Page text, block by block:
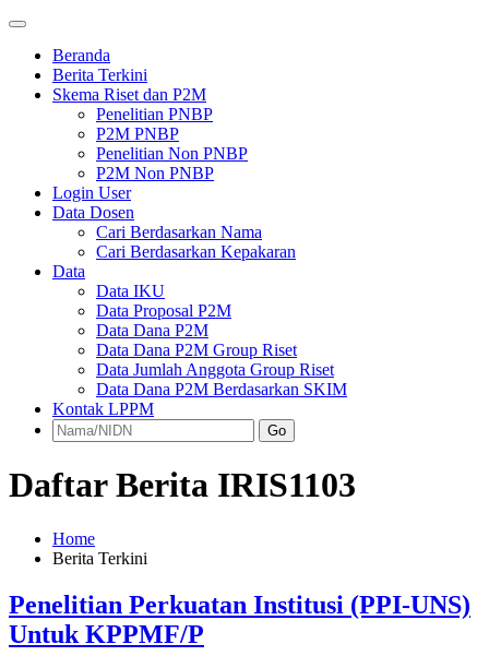
Beranda
Berita Terkini
Skema Riset dan P2M
Penelitian PNBP
P2M PNBP
Penelitian Non PNBP
P2M Non PNBP
Login User
Data Dosen
Cari Berdasarkan Nama
Cari Berdasarkan Kepakaran
Data
Data IKU
Data Proposal P2M
Data Dana P2M
Data Dana P2M Group Riset
Data Jumlah Anggota Group Riset
Data Dana P2M Berdasarkan SKIM
Kontak LPPM
Go
Daftar Berita IRIS1103
Home
Berita Terkini
Penelitian Perkuatan Institusi (PPI-UNS)
Untuk KPPMF/P